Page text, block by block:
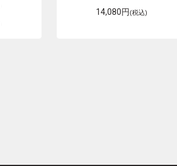
14,080円(税込)